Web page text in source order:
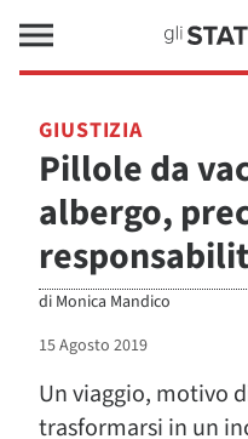
GIUSTIZIA
Pillole da
albergo,
di Monica Mandico
15 Agosto 2019
Un viaggio, motivo
trasformarsi in un